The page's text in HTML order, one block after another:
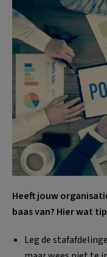
Heeft jouw
baas van? Hier wat
Leg de